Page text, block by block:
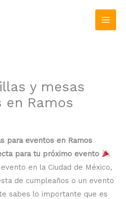
y mesas
en Ramos
para eventos en Ramos
para tu próximo evento
en la Ciudad de México,
de cumpleaños o un evento
sabes lo importante que es